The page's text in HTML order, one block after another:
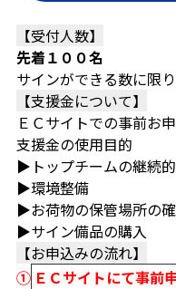
【受付人数】
先着１００名
サインができる数に限
【支援金について】
ＥＣサイトでの事前お
支援金の使用目的
▶トップチームの継続
▶環境整備
▶お荷物の保管場所の
▶サイン備品の購入
【お申込みの流れ】
① ＥＣサイトにて事前